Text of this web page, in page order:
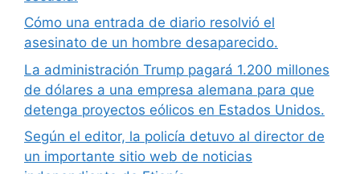
Cómo una entrada de diario resolvió el
asesinato de un hombre desaparecido.
La administración Trump pagará 1.200 millones
de dólares a una empresa alemana para que
detenga proyectos eólicos en Estados Unidos.
Según el editor, la policía detuvo al director de
un importante sitio web de noticias